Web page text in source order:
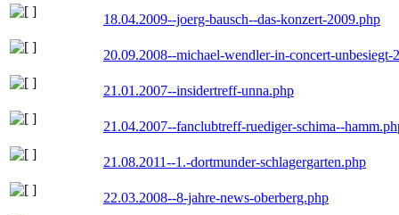
18.04.2009--joerg-bausch--das-konzert-2009.php
20.09.2008--michael-wendler-in-concert-unbesiegt-
21.01.2007--insidertreff-unna.php
21.04.2007--fanclubtreff-ruediger-schima--
21.08.2011--1.-dortmunder-schlagergarten.php
22.03.2008--8-jahre-news-oberberg.php